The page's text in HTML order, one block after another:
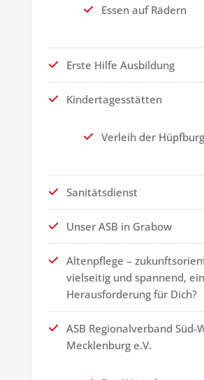
Essen auf Rädern
Erste Hilfe Ausbildung
Kindertagesstätten
Verleih der Hüpfburg
Sanitätsdienst
Unser ASB in Grabow
Altenpflege –
vielseitig und spannend,
Herausforderung für Dich?
ASB Regionalverband Süd-
Mecklenburg e.V.